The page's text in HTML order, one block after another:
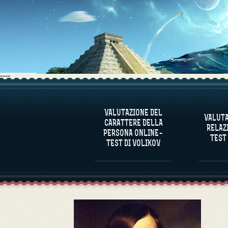
----
VALUTAZIONE DEL
CARATTERE DELLA
PERSONA ONLINE–
TEST DI VOLIKOV
PROGRAMMA
VALUTARE IL CARATTERE
DELLA PERSONA
VALUTAZIONE DEL